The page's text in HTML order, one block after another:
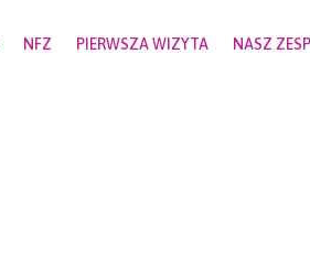
NFZ PIERWSZA WIZYTA NASZ